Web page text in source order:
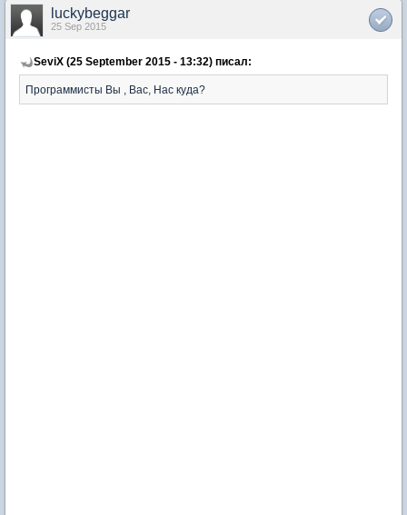
luckybeggar
25 Sep 2015
SeviX (25 September 2015 - 13:32) писал:
Программисты Вы , Вас, Нас куда?